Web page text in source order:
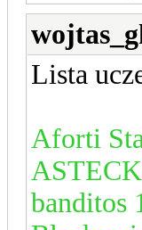
Lista
Aforti
banditos